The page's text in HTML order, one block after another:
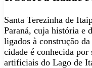
Santa Terezinha de
Paraná, cuja história e
ligados à construção da
cidade é conhecida
artificiais do Lago de